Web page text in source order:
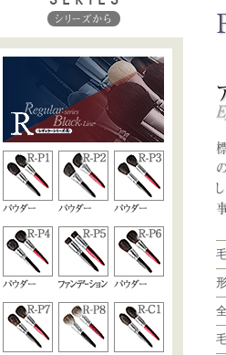
シリーズから